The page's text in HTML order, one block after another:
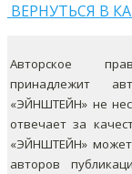
ВЕРНУТЬСЯ В
Авторское
принадлежит
«ЭЙНШТЕЙН» не
отвечает за
«ЭЙНШТЕЙН»
авторов